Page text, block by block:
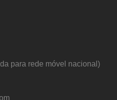
para rede móvel nacional)